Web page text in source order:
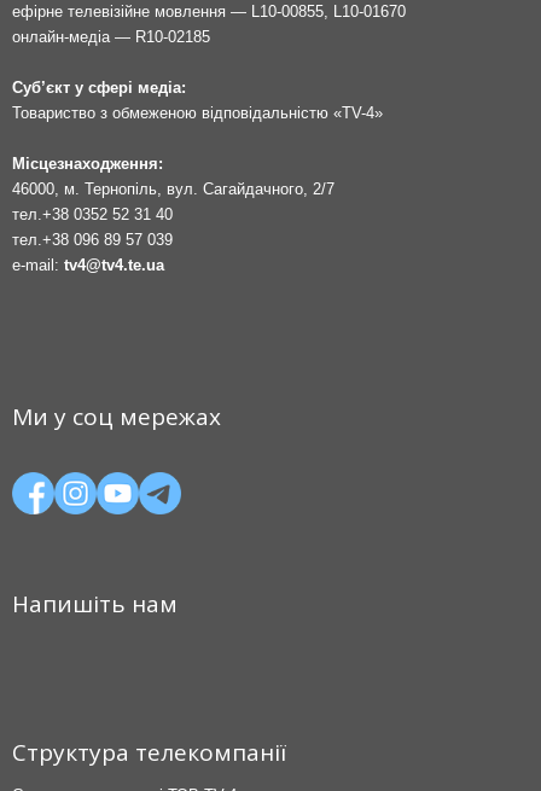
ефірне телевізійне мовлення — L10-00855, L10-01670
онлайн-медіа — R10-02185
Суб’єкт у сфері медіа:
Товариство з обмеженою відповідальністю «TV-4»
Місцезнаходження:
46000, м. Тернопіль, вул. Сагайдачного, 2/7
тел. +38 0352 52 31 40
тел. +38 096 89 57 039
e-mail: tv4@tv4.te.ua
Ми у соц мережах
Напишіть нам
Структура телекомпанії